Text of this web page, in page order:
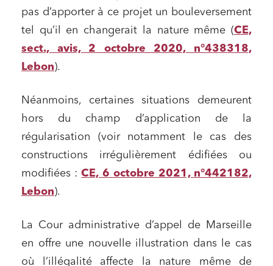
pas d’apporter à ce projet un bouleversement
tel qu’il en changerait la nature même (CE,
sect., avis, 2 octobre 2020, n°438318,
Lebon).
Néanmoins, certaines situations demeurent
hors du champ d’application de la
régularisation (voir notamment le cas des
constructions irrégulièrement édifiées ou
modifiées :CE, 6 octobre 2021, n°442182,
Lebon).
La Cour administrative d’appel de Marseille
en offre une nouvelle illustration dans le cas
où l’illégalité affecte la nature même de